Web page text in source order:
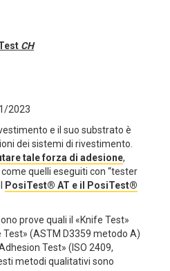
CH
2023
e il suo substrato è
dei sistemi di rivestimento.
tale forza di adesione,
quelli eseguiti con “tester
PosiTest® AT e il PosiTest®
prove quali il «Knife Test»
Test» (ASTM D3359 metodo A)
Test» (ISO 2409,
metodi qualitativi sono